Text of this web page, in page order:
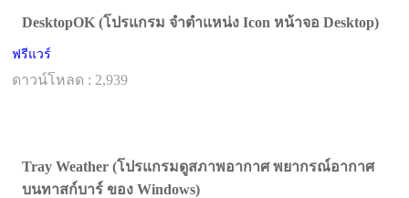
DesktopOK (โปรแกรม จำตำแหน่ง Icon หน้าจอ Desktop)
ฟรีแวร์
ดาวน์โหลด : 2,939
Tray Weather (โปรแกรมดูสภาพอากาศ พยากรณ์อากาศ
บนทาสก์บาร์ ของ Windows)